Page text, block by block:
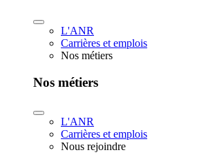
L'ANR
Carrières et emplois
Nos métiers
Nos métiers
L'ANR
Carrières et emplois
Nous rejoindre